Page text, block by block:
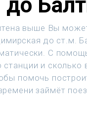
выше Вы
до ст.м.
С
и сколько
помочь
займёт